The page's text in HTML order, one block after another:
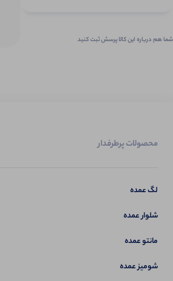
شما هم درباره این کالا پرسش ثبت کنید
محصولات پرطرفدار
لگ عمده
شلوار عمده
مانتو عمده
شومیز عمده